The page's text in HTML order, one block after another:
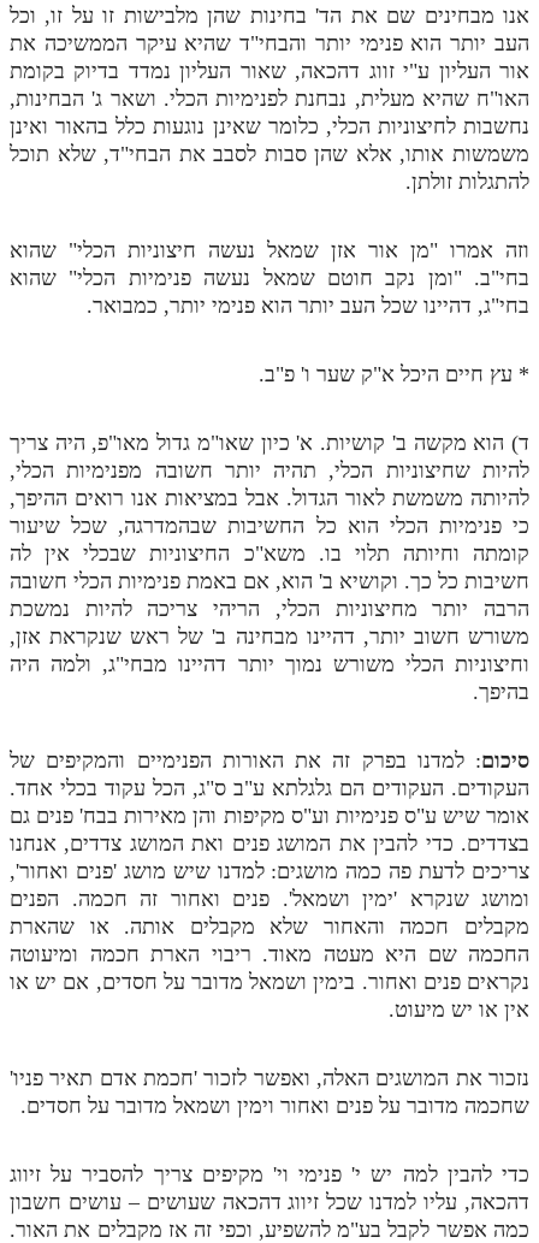
אנו מבחינים שם את הד' בחינות שהן מלבישות זו על זו, וכל
העב יותר הוא פנימי יותר והבחי"ד שהיא עיקר הממשיכה את
אור העליון ע"י זווג דהכאה, שאור העליון נמדד בדיוק בקומת
האו"ח שהיא מעלית, נבחנת לפנימיות הכלי. ושאר ג' הבחינות,
נחשבות לחיצוניות הכלי, כלומר שאינן נוגעות כלל בהאור ואינן
משמשות אותו, אלא שהן סבות לסבב את הבחי"ד, שלא תוכל
להתגלות זולתן.
וזה אמרו "מן אור אזן שמאל נעשה חיצוניות הכלי" שהוא
בחי"ב. "ומן נקב חוטם שמאל נעשה פנימיות הכלי" שהוא
בחי"ג, דהיינו שכל העב יותר הוא פנימי יותר, כמבואר.
* עץ חיים היכל א"ק שער ו' פ"ב.
ד) הוא מקשה ב' קושיות. א' כיון שאו"מ גדול מאו"פ, היה צריך
להיות שחיצוניות הכלי, תהיה יותר חשובה מפנימיות הכלי,
להיותה משמשת לאור הגדול. אבל במציאות אנו רואים ההיפך,
כי פנימיות הכלי הוא כל החשיבות שבהמדרגה, שכל שיעור
קומתה וחיותה תלוי בו. משא"כ החיצוניות שבכלי אין לה
חשיבות כל כך. וקושיא ב' הוא, אם באמת פנימיות הכלי חשובה
הרבה יותר מחיצוניות הכלי, הריהי צריכה להיות נמשכת
משורש חשוב יותר, דהיינו מבחינה ב' של ראש שנקראת אזן,
וחיצוניות הכלי משורש נמוך יותר דהיינו מבחי"ג, ולמה היה
בהיפך.
סיכום: למדנו בפרק זה את האורות הפנימיים והמקיפים של
העקודים. העקודים הם גלגלתא ע"ב ס"ג, הכל עקוד בכלי אחד.
אומר שיש ע"ס פנימיות וע"ס מקיפות והן מאירות בבח' פנים גם
בצדדים. כדי להבין את המושג פנים ואת המושג צדדים, אנחנו
צריכים לדעת פה כמה מושגים: למדנו שיש מושג 'פנים ואחור',
ומושג שנקרא 'ימין ושמאל'. פנים ואחור זה חכמה. הפנים
מקבלים חכמה והאחור שלא מקבלים אותה. או שהארת
החכמה שם היא מעטה מאוד. ריבוי הארת חכמה ומיעוטה
נקראים פנים ואחור. בימין ושמאל מדובר על חסדים, אם יש או
אין או יש מיעוט.
נזכור את המושגים האלה, ואפשר לזכור 'חכמת אדם תאיר פניו'
שחכמה מדובר על פנים ואחור וימין ושמאל מדובר על חסדים.
כדי להבין למה יש י' פנימי וי' מקיפים צריך להסביר על זיווג
דהכאה, עליו למדנו שכל זיווג דהכאה שעושים – עושים חשבון
כמה אפשר לקבל בע"מ להשפיע, וכפי זה אז מקבלים את האור.